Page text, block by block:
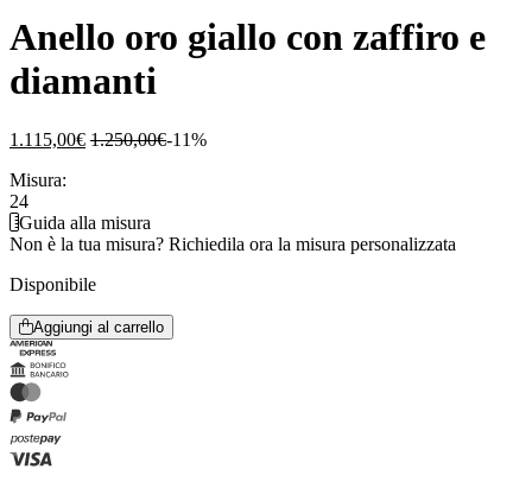
Anello oro giallo con zaffiro e
diamanti
1.115,00€ 1.250,00€-11%
Misura:
24
Guida alla misura
Non è la tua misura? Richiedila ora la misura personalizzata
Disponibile
Aggiungi al carrello